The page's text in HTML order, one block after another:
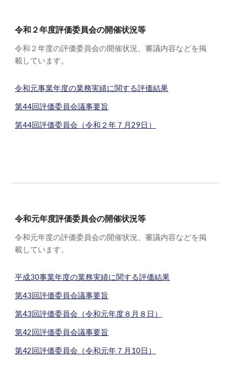
令和 ２年度評価委員会の開催状況等
令和 ２年度の評価委員会の開催状況、審議内容などを掲
載しています。
令和元事業年度の業務実績に関する評価結果
第44回評価委員会議事要旨
第44回評価委員会（令和２年７月29日）
令和元年度評価委員会の開催状況等
令和元年度の評価委員会の開催状況、審議内容などを掲
載しています。
平成30事業年度の業務実績に関する評価結果
第43回評価委員会議事要旨
第43回評価委員会（令和元年度８月８日）
第42回評価委員会議事要旨
第42回評価委員会（令和元年７月10日）